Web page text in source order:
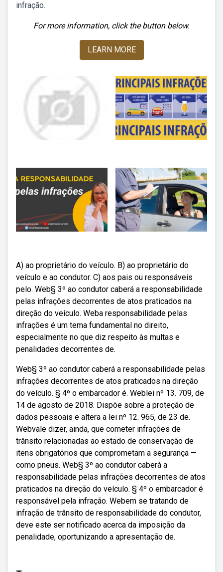
infração.
For more information, click the button below.
LEARN MORE
A) ao proprietário do veículo. B) ao proprietário do
veículo e ao condutor. C) aos pais ou responsáveis
pelo. Web§ 3º ao condutor caberá a responsabilidade
pelas infrações decorrentes de atos praticados na
direção do veículo. Weba responsabilidade pelas
infrações é um tema fundamental no direito,
especialmente no que diz respeito às multas e
penalidades decorrentes de.
Web§ 3º ao condutor caberá a responsabilidade pelas
infrações decorrentes de atos praticados na direção
do veículo. § 4º o embarcador é. Weblei nº 13. 709, de
14 de agosto de 2018. Dispõe sobre a proteção de
dados pessoais e altera a lei nº 12. 965, de 23 de.
Webvale dizer, ainda, que cometer infrações de
trânsito relacionadas ao estado de conservação de
itens obrigatórios que comprometam a segurança —
como pneus. Web§ 3º ao condutor caberá a
responsabilidade pelas infrações decorrentes de atos
praticados na direção do veículo. § 4º o embarcador é
responsável pela infração. Webem se tratando de
infração de trânsito de responsabilidade do condutor,
deve este ser notificado acerca da imposição da
penalidade, oportunizando a apresentação de.